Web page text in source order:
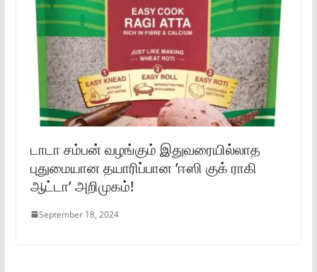
டாடா சம்பன் வழங்கும் இதுவரையில்லாத
புதுமையான தயாரிப்பான ’ஈஸி குக் ராகி
ஆட்டா’ அறிமுகம்!
September 18, 2024